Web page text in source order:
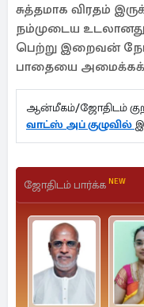
சுத்தமாக விரதம்
நம்முடைய
பெற்று இறைவன்
பாதையை
ஆன்மீகம்/ஜோதிடம்
வாட்ஸ் அப் குழுவில்
ஜோதிடம் பார்க்க NEW